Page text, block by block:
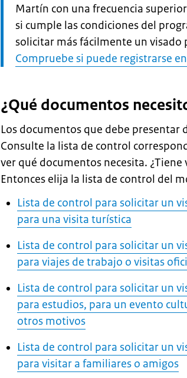
Martín con una frecuencia
si cumple las condiciones del
solicitar más fácilmente un visado
Compruebe si puede registrarse
¿Qué documentos
Los documentos que debe presentar
Consulte la lista de control
ver qué documentos necesita.
Entonces elija la lista de control del
Lista de control para solicitar un
para una visita turística
Lista de control para solicitar un
para viajes de trabajo o visitas
Lista de control para solicitar un
para estudios, para un evento
otros motivos
Lista de control para solicitar un
para visitar a familiares o amigos